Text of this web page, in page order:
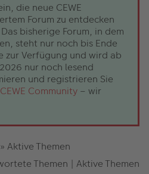
die neue CEWE
Forum zu entdecken
bisherige Forum, in dem
steht nur noch bis Ende
zur Verfügung und wird ab
nur noch lesend
und registrieren Sie
Community – wir
» Aktive Themen
Themen | Aktive Themen